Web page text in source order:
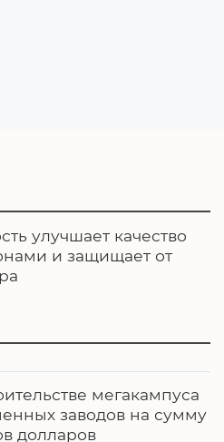
улучшает качество
и защищает от
мегакампуса
заводов на сумму
долларов